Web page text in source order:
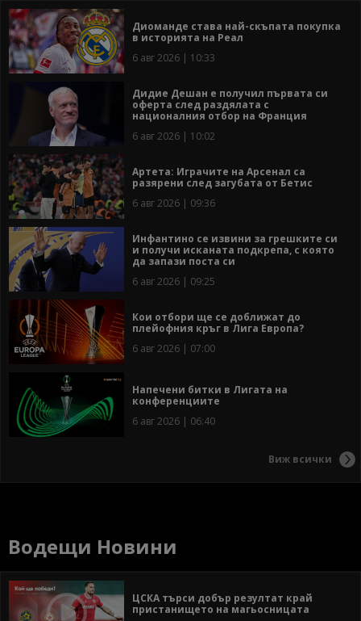
Диоманде става най-скъпата покупка
в историята на Реал
6 авг 2026 | 10:33
Дидие Дешан е получил първата си
оферта след раздялата с
националния отбор на Франция
6 авг 2026 | 10:02
Артета: Играчите на Арсенал са
разярени след загубата от Бетис
6 авг 2026 | 09:36
Инфантино се извини за грешките си
и получи исканата подкрепа, с която
да запази поста си
6 авг 2026 | 09:25
Кои отбори ще се доближат до
плейофния кръг в Лига Европа?
6 авг 2026 | 07:00
Напечени битки в Лигата на
конференциите
6 авг 2026 | 06:40
Виж всички
Водещи Новини
ЦСКА търси добър резултат край
пристанището на магьосницата